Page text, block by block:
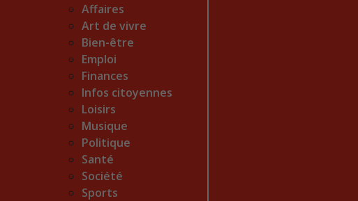
Affaires
Art de vivre
Bien-être
Emploi
Finances
Infos citoyennes
Loisirs
Musique
Politique
Santé
Société
Sports